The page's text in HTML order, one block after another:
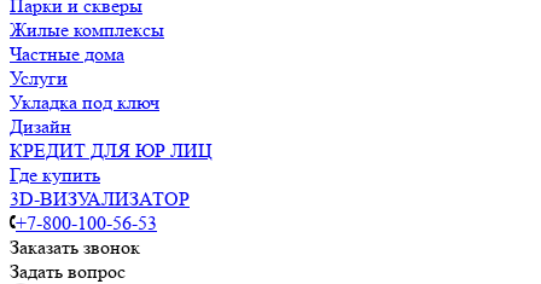
Парки и скверы
Жилые комплексы
Частные дома
Услуги
Укладка под ключ
Дизайн
КРЕДИТ ДЛЯ ЮР ЛИЦ
Где купить
3D-ВИЗУАЛИЗАТОР
+7-800-100-56-53
Заказать звонок
Задать вопрос